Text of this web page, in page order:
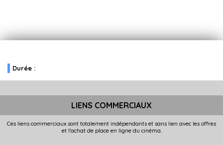
Durée :
LIENS COMMERCIAUX
Ces liens commerciaux sont totalement indépendants et sans lien avec les offres
et l'achat de place en ligne du cinéma.